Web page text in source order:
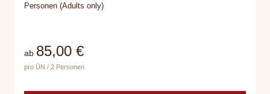
Personen (Adults only)
ab 85,00 €
pro ÜN / 2 Personen